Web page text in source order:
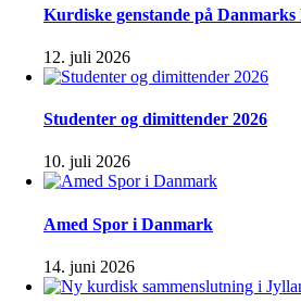
Kurdiske genstande på Danmarks
12. juli 2026
Studenter og dimittender 2026
10. juli 2026
Amed Spor i Danmark
14. juni 2026